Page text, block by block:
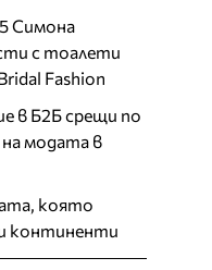
Симона
с тоалети
Fashion
в Б2Б срещи по
модата в
която
континенти